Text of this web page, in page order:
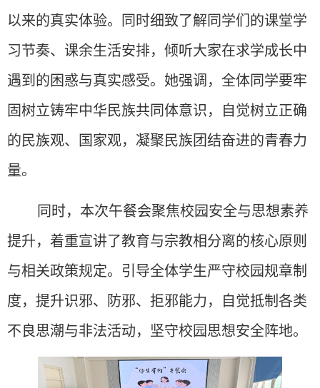
以来的真实体验。同时细致了解同学们的课堂学
习节奏、课余生活安排，倾听大家在求学成长中
遇到的困惑与真实感受。她强调，全体同学要牢
固树立铸牢中华民族共同体意识，自觉树立正确
的民族观、国家观，凝聚民族团结奋进的青春力
量。
同时，本次午餐会聚焦校园安全与思想素养
提升，着重宣讲了教育与宗教相分离的核心原则
与相关政策规定。引导全体学生严守校园规章制
度，提升识邪、防邪、拒邪能力，自觉抵制各类
不良思潮与非法活动，坚守校园思想安全阵地。